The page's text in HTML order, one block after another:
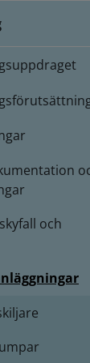
och